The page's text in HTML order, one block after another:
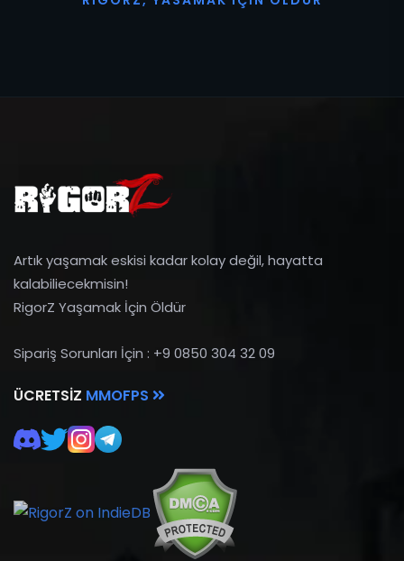
Artık yaşamak eskisi kadar kolay değil, hayatta
kalabiliecekmisin!
RigorZ Yaşamak İçin Öldür
Sipariş Sorunları İçin : +9 0850 304 32 09
ÜCRETSIZ MMOFPS